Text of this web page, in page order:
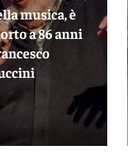
musica, è
a 86 anni